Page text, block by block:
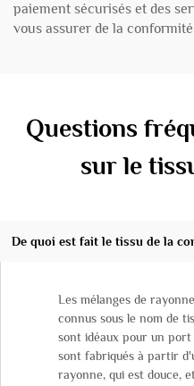
paiement sécurisés et des
vous assurer de la
Questions
sur le
De quoi est fait le tissu de la
Les mélanges de
connus sous le nom de
sont idéaux pour un
sont fabriqués à partir
rayonne, qui est douce,